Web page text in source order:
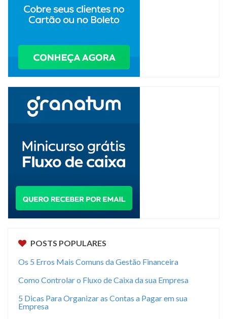
POSTS POPULARES
Os 5 Erros Mais Comuns da Gestão Financeira
Como Controlar o Fluxo de Caixa da sua Empresa
5 Dicas Para Organizar as Contas a Pagar em sua
Empresa